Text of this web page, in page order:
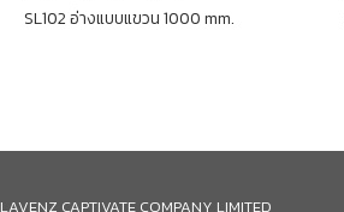
SL102 อ่างแบบแขวน 1000 mm.
LAVENZ CAPTIVATE COMPANY LIMITED